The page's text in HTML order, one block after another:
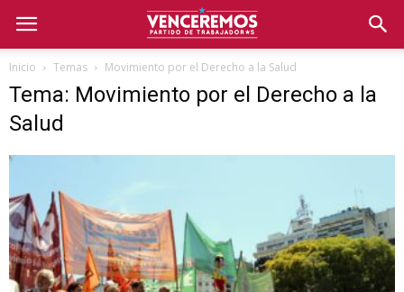
Inicio Temas Movimiento por el Derecho a la Salud
Tema: Movimiento por el Derecho a la
Salud